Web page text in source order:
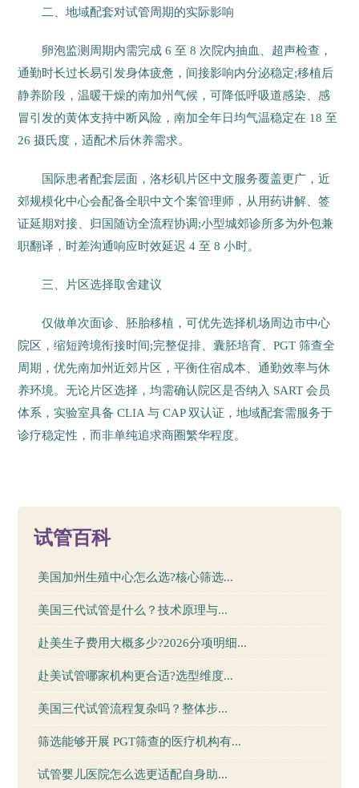
二、地域配套对试管周期的实际影响
卵泡监测周期内需完成 6 至 8 次院内抽血、超声检查，
通勤时长过长易引发身体疲惫，间接影响内分泌稳定;移植后
静养阶段，温暖干燥的南加州气候，可降低呼吸道感染、感
冒引发的黄体支持中断风险，南加全年日均气温稳定在 18 至
26 摄氏度，适配术后休养需求。
国际患者配套层面，洛杉矶片区中文服务覆盖更广，近
郊规模化中心会配备全职中文个案管理师，从用药讲解、签
证延期对接、归国随访全流程协调;小型城郊诊所多为外包兼
职翻译，时差沟通响应时效延迟 4 至 8 小时。
三、片区选择取舍建议
仅做单次面诊、胚胎移植，可优先选择机场周边市中心
院区，缩短跨境衔接时间;完整促排、囊胚培育、PGT 筛查全
周期，优先南加州近郊片区，平衡住宿成本、通勤效率与休
养环境。无论片区选择，均需确认院区是否纳入 SART 会员
体系，实验室具备 CLIA 与 CAP 双认证，地域配套需服务于
诊疗稳定性，而非单纯追求商圈繁华程度。
试管百科
美国加州生殖中心怎么选?核心筛选...
美国三代试管是什么？技术原理与...
赴美生子费用大概多少?2026分项明细...
赴美试管哪家机构更合适?选型维度...
美国三代试管流程复杂吗？整体步...
筛选能够开展 PGT筛查的医疗机构有...
试管婴儿医院怎么选更适配自身助...